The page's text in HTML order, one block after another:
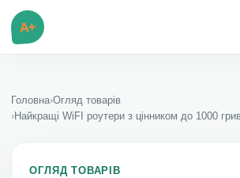
A+
Головна›Огляд товарів
›Найкращі WiFI роутери з цінником до 1000
ОГЛЯД ТОВАРІВ